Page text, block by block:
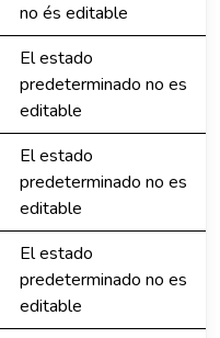
no és editable
El estado
predeterminado no es
editable
El estado
predeterminado no es
editable
El estado
predeterminado no es
editable